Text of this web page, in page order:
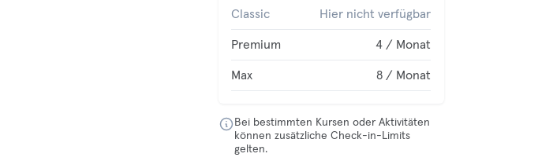
Classic Hier nicht verfügbar
Premium 4 / Monat
Max 8 / Monat
Bei bestimmten Kursen oder Aktivitäten
können zusätzliche Check-in-Limits
gelten.